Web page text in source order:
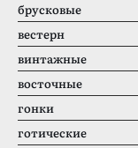
брусковые
вестерн
винтажные
восточные
гонки
готические